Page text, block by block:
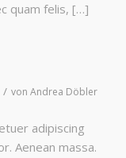
quam felis, […]
/ von Andrea Döbler
adipiscing
Aenean massa.